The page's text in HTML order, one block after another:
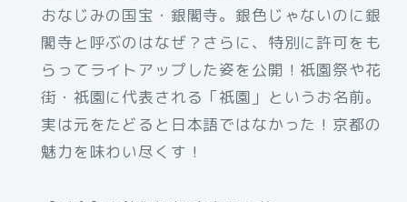
おなじみの国宝・銀閣寺。銀色じゃないのに銀
閣寺と呼ぶのはなぜ？さらに、特別に許可をも
らってライトアップした姿を公開！祇園祭や花
街・祇園に代表される「祇園」というお名前。
実は元をたどると日本語ではなかった！京都の
魅力を味わい尽くす！